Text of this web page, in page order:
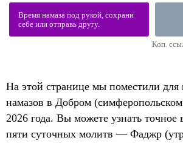
Время намаза под рукой, сохрани
себе или отправь другу.
Коп.
На этой странице мы поместили для
намазов в Добром
2026 года. Вы можете узнать точное
пяти суточных молитв — Фаджр